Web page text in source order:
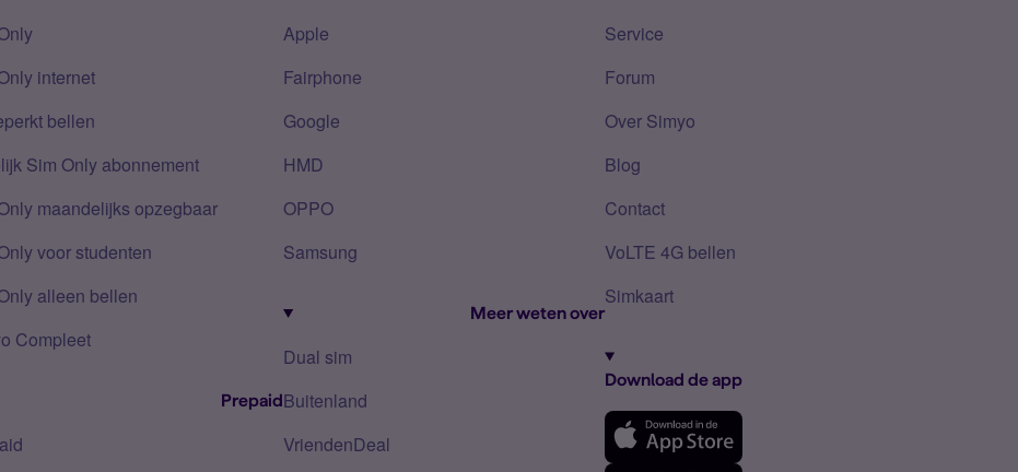
internet
bellen
Sim Only abonnement
maandelijks opzegbaar
voor studenten
alleen bellen
Compleet
Prepaid
Apple
Fairphone
Google
HMD
OPPO
Samsung
Meer weten over
Dual sim
Buitenland
VriendenDeal
Service
Forum
Over Simyo
Blog
Contact
VoLTE 4G bellen
Simkaart
Download de app